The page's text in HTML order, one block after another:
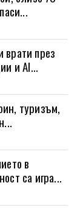
през
и AI...
туризъм,
в
са игра...